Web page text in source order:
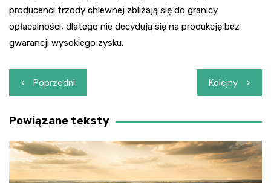
producenci trzody chlewnej zbliżają się do granicy
opłacalności, dlatego nie decydują się na produkcję bez
gwarancji wysokiego zysku.
Nawigacja
wpisu
Poprzedni Kolejny
Powiązane teksty